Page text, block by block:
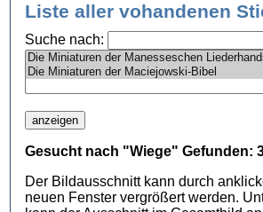
Liste aller vohandenen
Suche nach:
Gesucht nach "Wiege" Gefunden:
Der Bildausschnitt kann durch
neuen Fenster vergrößert werden.